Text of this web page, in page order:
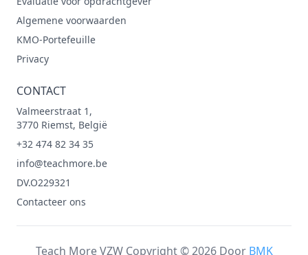
Algemene voorwaarden
KMO-Portefeuille
Privacy
CONTACT
Valmeerstraat 1,
3770 Riemst, België
+32 474 82 34 35
info@teachmore.be
DV.O229321
Contacteer ons
Teach More VZW Copyright © 2026 Door BMK